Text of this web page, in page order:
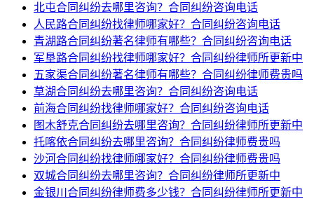
北屯合同纠纷去哪里咨询？合同纠纷咨询电话
人民路合同纠纷找律师哪家好？合同纠纷咨询电话
青湖路合同纠纷著名律师有哪些？合同纠纷咨询电话
军垦路合同纠纷找律师哪家好？合同纠纷律师所更新中
五家渠合同纠纷著名律师有哪些？合同纠纷律师费贵吗
草湖合同纠纷去哪里咨询？合同纠纷咨询电话
前海合同纠纷找律师哪家好？合同纠纷咨询电话
图木舒克合同纠纷去哪里咨询？合同纠纷律师所更新中
托喀依合同纠纷去哪里咨询？合同纠纷律师费贵吗
沙河合同纠纷找律师哪家好？合同纠纷律师费贵吗
双城合同纠纷去哪里咨询？合同纠纷律师所更新中
金银川合同纠纷律师费多少钱？合同纠纷律师所更新中